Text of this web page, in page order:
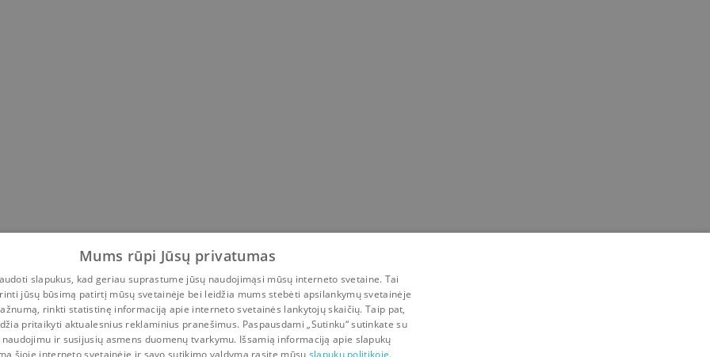
Mums rūpi Jūsų privatumas
slapukus, kad geriau suprastume jūsų naudojimąsi mūsų interneto svetaine. Tai
jūsų būsimą patirtį mūsų svetainėje bei leidžia mums stebėti apsilankymų svetainėje
rinkti statistinę informaciją apie interneto svetainės lankytojų skaičių. Taip pat,
pritaikyti aktualesnius reklaminius pranešimus. Paspausdami „Sutinku“ sutinkate su
ir susijusių asmens duomenų tvarkymu. Išsamią informaciją apie slapukų
šioje interneto svetainėje ir savo sutikimo valdymą rasite mūsų slapukų politikoje.